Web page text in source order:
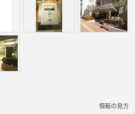
情報の見方